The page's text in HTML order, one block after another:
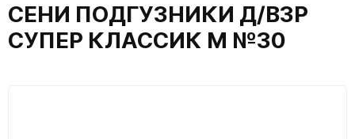
СЕНИ ПОДГУЗНИКИ Д/ВЗР
СУПЕР КЛАССИК M №30